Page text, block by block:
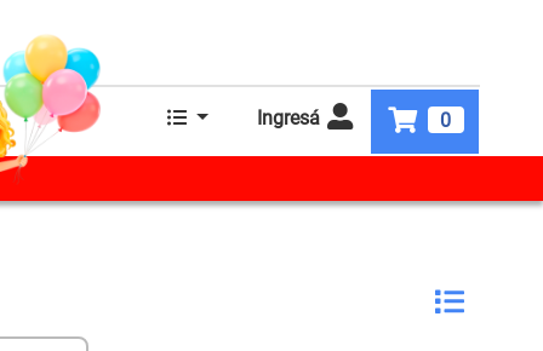
Ingresá 0